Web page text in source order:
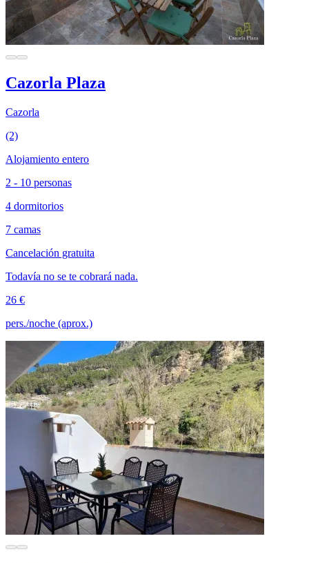
Cazorla Plaza
Cazorla
(2)
Alojamiento entero
2 - 10 personas
4 dormitorios
7 camas
Cancelación gratuita
Todavía no se te cobrará nada.
26 €
pers./noche (aprox.)